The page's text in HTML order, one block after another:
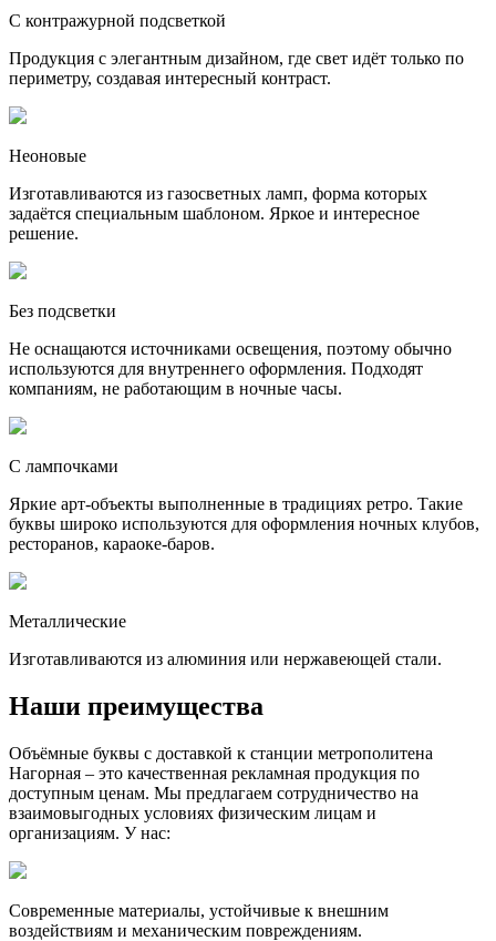
С контражурной подсветкой
Продукция с элегантным дизайном, где свет идёт только по
периметру, создавая интересный контраст.
Неоновые
Изготавливаются из газосветных ламп, форма которых
задаётся специальным шаблоном. Яркое и интересное
решение.
Без подсветки
Не оснащаются источниками освещения, поэтому обычно
используются для внутреннего оформления. Подходят
компаниям, не работающим в ночные часы.
С лампочками
Яркие арт-объекты выполненные в традициях ретро. Такие
буквы широко используются для оформления ночных клубов,
ресторанов, караоке-баров.
Металлические
Изготавливаются из алюминия или нержавеющей стали.
Наши преимущества
Объёмные буквы с доставкой к станции метрополитена
Нагорная – это качественная рекламная продукция по
доступным ценам. Мы предлагаем сотрудничество на
взаимовыгодных условиях физическим лицам и
организациям. У нас:
Современные материалы, устойчивые к внешним
воздействиям и механическим повреждениям.